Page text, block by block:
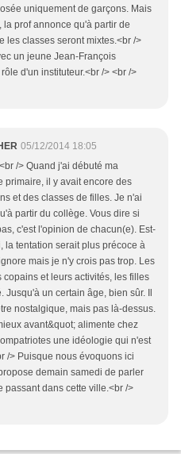
uniquement de garçons. Mais
la prof annonce qu'à partir de
les classes seront mixtes.<br />
un jeune Jean-François
d'un instituteur.<br /> <br />
05/12/2014 18:05
/> Quand j'ai débuté ma
primaire, il y avait encore des
et des classes de filles. Je n'ai
partir du collège. Vous dire si
c'est l'opinion de chacun(e). Est-
la tentation serait plus précoce à
mais je n'y crois pas trop. Les
copains et leurs activités, les filles
Jusqu'à un certain âge, bien sûr. Il
nostalgique, mais pas là-dessus.
avant&quot; alimente chez
une idéologie qui n'est
/> Puisque nous évoquons ici
demain samedi de parler
passant dans cette ville.<br />